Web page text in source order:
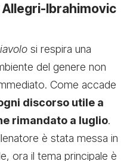
Ibrahimovic
si respira una
del genere non
Come accade
discorso utile a
rimandato a luglio.
è stata messa in
ora il tema principale è